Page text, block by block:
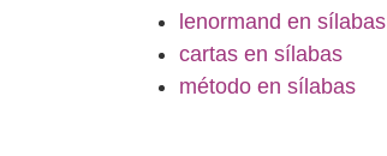
lenormand en sílabas
cartas en sílabas
método en sílabas